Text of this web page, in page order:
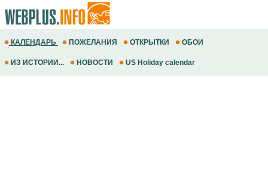
КАЛЕНДАРЬ ПОЖЕЛАНИЯ ОТКРЫТКИ ОБОИ
ИЗ ИСТОРИИ... НОВОСТИ US Holiday calendar